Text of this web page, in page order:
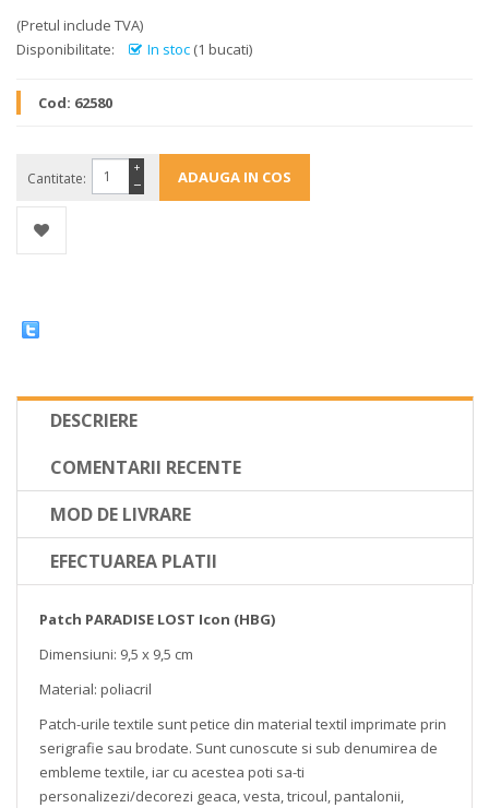
(Pretul include TVA)
Disponibilitate:
In stoc (1 bucati)
Cod: 62580
Cantitate: −
+
DESCRIERE
COMENTARII RECENTE
MOD DE LIVRARE
EFECTUAREA PLATII
Patch PARADISE LOST Icon (HBG)
Dimensiuni: 9,5 x 9,5 cm
Material: poliacril
Patch-urile textile sunt petice din material textil imprimate prin
serigrafie sau brodate. Sunt cunoscute si sub denumirea de
embleme textile, iar cu acestea poti sa-ti
personalizezi/decorezi geaca, vesta, tricoul, pantalonii,